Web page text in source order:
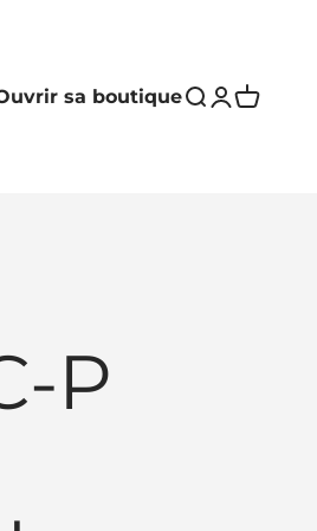
sa boutiqueOuvrir la
Ouvrir le
Voir le
P